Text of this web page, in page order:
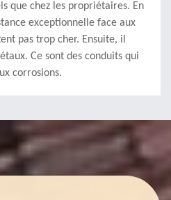
que chez les propriétaires. En
exceptionnelle face aux
pas trop cher. Ensuite, il
Ce sont des conduits qui
corrosions.